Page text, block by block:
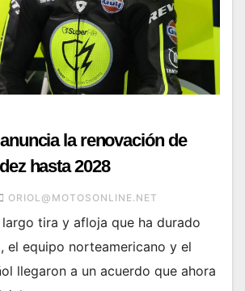
la renovación de
hasta 2028
ORIOL@MOTOSONLINE.NET
largo tira y afloja que ha durado
el equipo norteamericano y el
llegaron a un acuerdo que ahora